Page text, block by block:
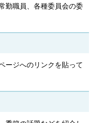
勤職員、各種委員会の委
ージへのリンクを貼って